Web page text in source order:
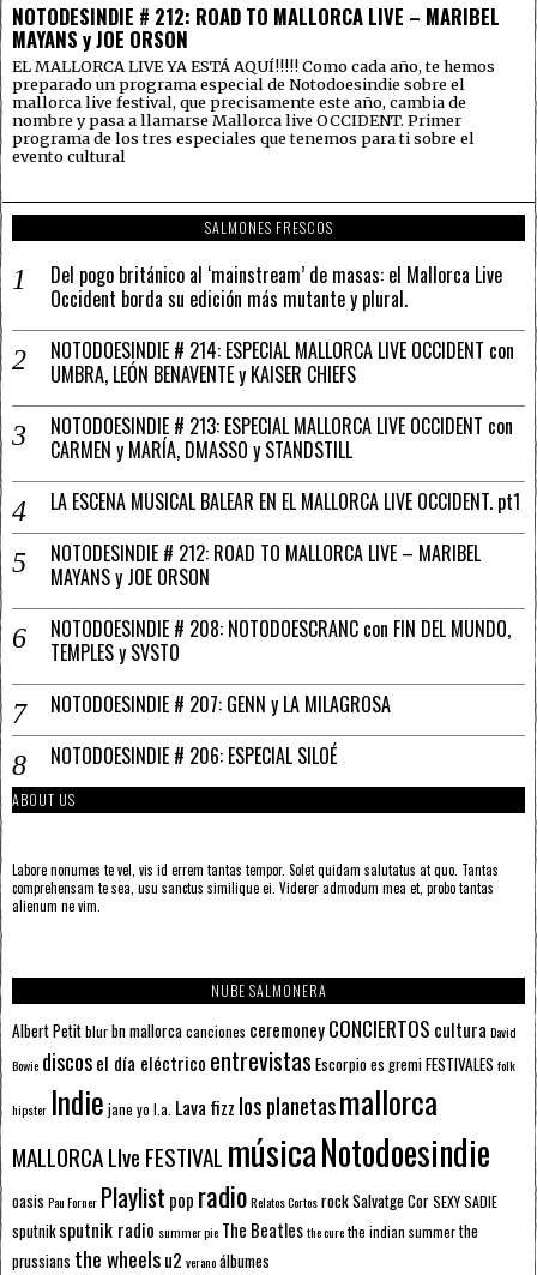
NOTODESINDIE # 212: ROAD TO MALLORCA LIVE – MARIBEL
MAYANS y JOE ORSON
EL MALLORCA LIVE YA ESTÁ AQUÍ!!!!! Como cada año, te hemos
preparado un programa especial de Notodoesindie sobre el
mallorca live festival, que precisamente este año, cambia de
nombre y pasa a llamarse Mallorca live OCCIDENT. Primer
programa de los tres especiales que tenemos para ti sobre el
evento cultural
SALMONES FRESCOS
Del pogo británico al ‘mainstream’ de masas: el Mallorca Live
Occident borda su edición más mutante y plural.
NOTODOESINDIE # 214: ESPECIAL MALLORCA LIVE OCCIDENT con
UMBRA, LEÓN BENAVENTE y KAISER CHIEFS
NOTODOESINDIE # 213: ESPECIAL MALLORCA LIVE OCCIDENT con
CARMEN y MARÍA, DMASSO y STANDSTILL
LA ESCENA MUSICAL BALEAR EN EL MALLORCA LIVE OCCIDENT. pt1
NOTODESINDIE # 212: ROAD TO MALLORCA LIVE – MARIBEL
MAYANS y JOE ORSON
NOTODOESINDIE # 208: NOTODOESCRANC con FIN DEL MUNDO,
TEMPLES y SVSTO
NOTODOESINDIE # 207: GENN y LA MILAGROSA
NOTODOESINDIE # 206: ESPECIAL SILOÉ
ABOUT US
Labore nonumes te vel, vis id errem tantas tempor. Solet quidam salutatus at quo. Tantas
comprehensam te sea, usu sanctus similique ei. Viderer admodum mea et, probo tantas
alienum ne vim.
NUBE SALMONERA
Albert Petitblurbn mallorcacanciones ceremoneyCONCIERTOS cultura David
Bowie discosel día eléctrico entrevistas Escorpioes gremiFESTIVALES folk
hipster Indie jane yo l.a. Lava fizz los planetasmallorca
MALLORCA LIve FESTIVAL músicaNotodoesindie
oasis Pau Forner Playlist pop radioRelatos CortosrockSalvatge CorSEXY SADIE
sputnik sputnik radio summer pie The Beatlesthe curethe indian summerthe
prussians the wheelsu2 veranoálbumes